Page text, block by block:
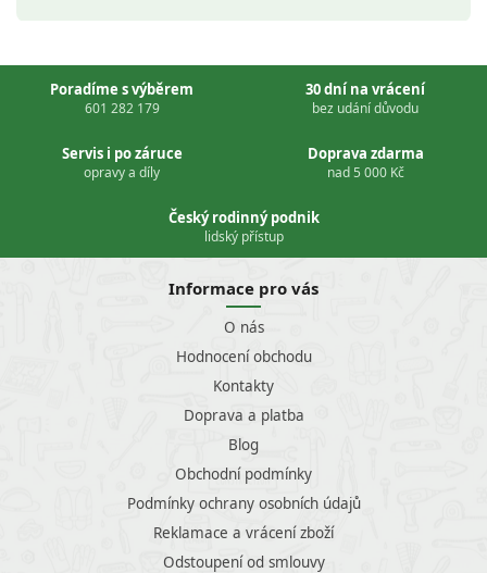
Poradíme s výběrem
601 282 179
30 dní na vrácení
bez udání důvodu
Servis i po záruce
opravy a díly
Doprava zdarma
nad 5 000 Kč
Český rodinný podnik
lidský přístup
Informace pro vás
O nás
Hodnocení obchodu
Kontakty
Doprava a platba
Blog
Obchodní podmínky
Podmínky ochrany osobních údajů
Reklamace a vrácení zboží
Odstoupení od smlouvy